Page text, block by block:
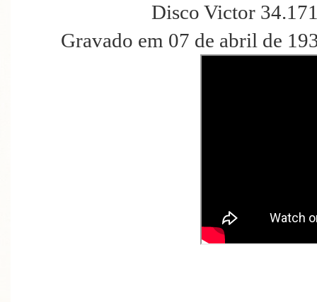
Disco Victor
Gravado em 07 de abril de